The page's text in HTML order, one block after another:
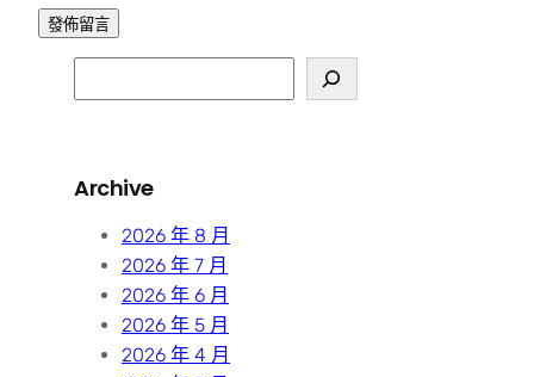
e
c
Archive
2026 年 8 月
2026 年 7 月
2026 年 6 月
2026 年 5 月
2026 年 4 月